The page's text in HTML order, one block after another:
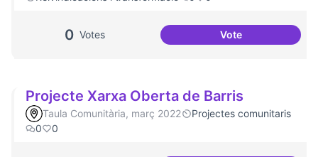
0 Votes VoteOci per a la gent
Projecte Xarxa Oberta de Barris
Taula Comunitària, març 2022
Projectes comunitaris
0
0